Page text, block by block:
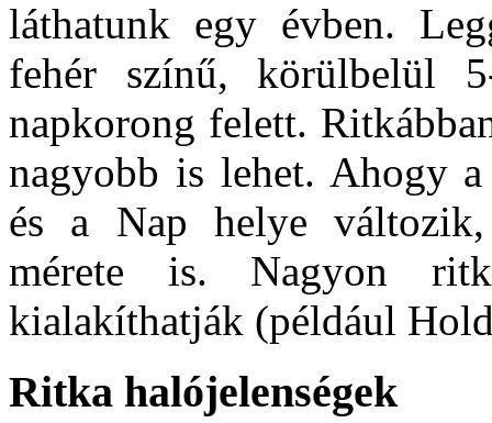
láthatunk egy évben.
fehér színű, körülbelül
napkorong felett.
nagyobb is lehet. Ahogy
és a Nap helye
mérete is. Nagyon
kialakíthatják (például
Ritka halójelenségek